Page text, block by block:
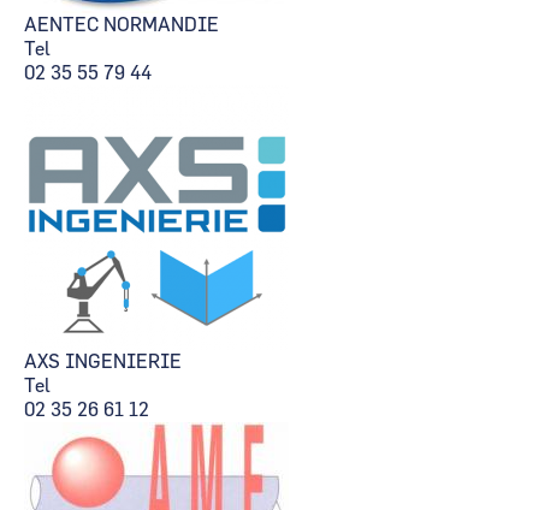
AENTEC NORMANDIE
Tel
02 35 55 79 44
AXS INGENIERIE
Tel
02 35 26 61 12